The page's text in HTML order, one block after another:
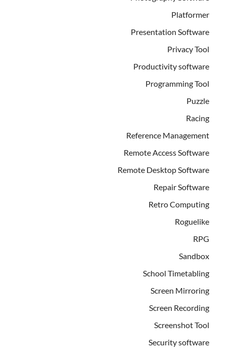
Platformer
Presentation Software
Privacy Tool
Productivity software
Programming Tool
Puzzle
Racing
Reference Management
Remote Access Software
Remote Desktop Software
Repair Software
Retro Computing
Roguelike
RPG
Sandbox
School Timetabling
Screen Mirroring
Screen Recording
Screenshot Tool
Security software